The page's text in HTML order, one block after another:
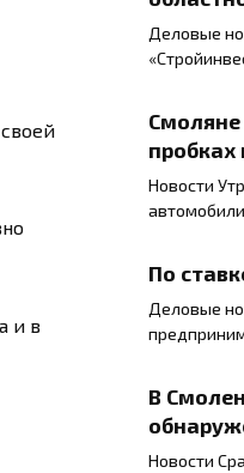
и в
Деловые
Смоляне
пробках
Новости
По
Деловые
В
Новости